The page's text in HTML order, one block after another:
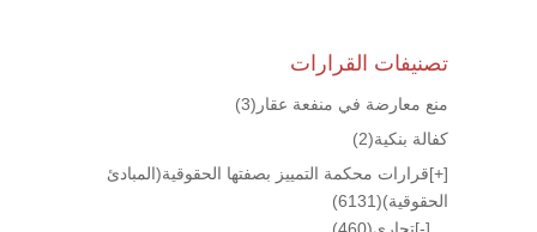
تصنيفات القرارات
منع معارضة في منفعة عقار (3)
كفالة بنكية(2)
[+]قرارات محكمة التمييز بصفتها الحقوقية(المبادئ
الحقوقية)(6131)
[-]تجاري(460)